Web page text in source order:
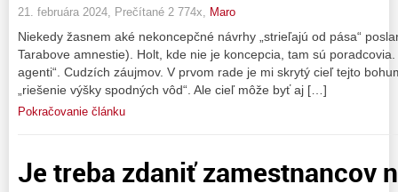
21. februára 2024, Prečítané 2 774x, Maro
Niekedy žasnem aké nekoncepčné návrhy „strieľajú od pása“
Tarabove amnestie). Holt, kde nie je koncepcia, tam sú
agenti“. Cudzích záujmov. V prvom rade je mi skrytý cieľ tejto
„riešenie výšky spodných vôd“. Ale cieľ môže byť aj […]
Pokračovanie článku
Je treba zdaniť zamestnancov